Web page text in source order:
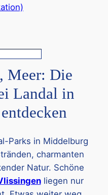
Meer: Die
Landal in
Parks in Middelburg
charmanten
Natur. Schöne
liegen nur